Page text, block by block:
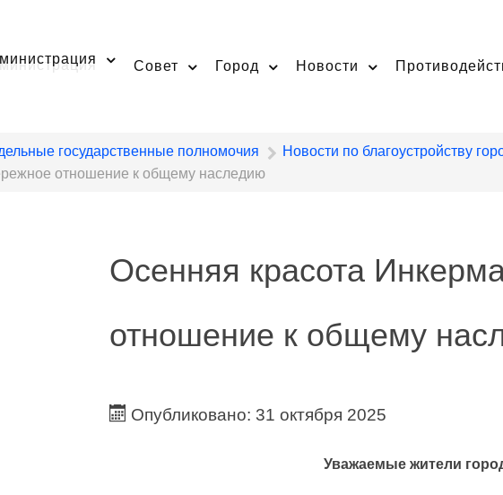
Совет Город Новости
государственные полномочия
Новости по благоустройству
отношение к общему наследию
Осенняя красота
отношение к общему
Опубликовано: 31 октября 2025
Уважаемые жители